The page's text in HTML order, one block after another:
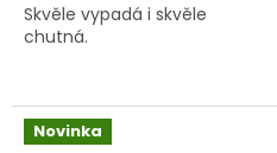
Skvěle vypadá i skvěle
chutná.
Novinka